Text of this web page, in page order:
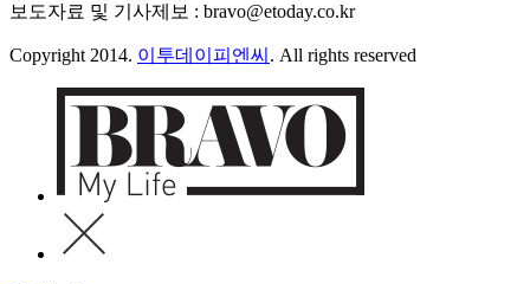
보도자료 및 기사제보 : bravo@etoday.co.kr
Copyright 2014. 이투데이피엔씨 . All rights reserved